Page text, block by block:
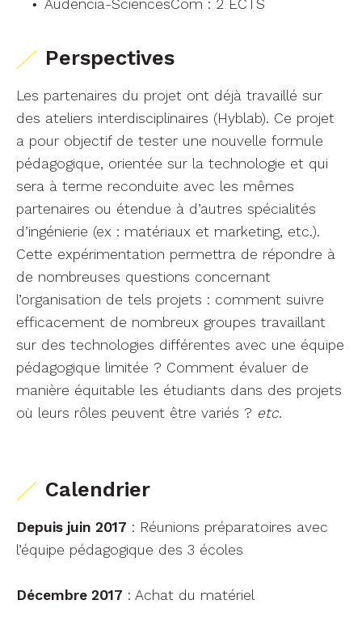
Audencia-SciencesCom : 2 ECTS
Perspectives
Les partenaires du projet ont déjà travaillé sur
des ateliers interdisciplinaires (Hyblab). Ce projet
a pour objectif de tester une nouvelle formule
pédagogique, orientée sur la technologie et qui
sera à terme reconduite avec les mêmes
partenaires ou étendue à d’autres spécialités
d’ingénierie (ex : matériaux et marketing, etc.).
Cette expérimentation permettra de répondre à
de nombreuses questions concernant
l’organisation de tels projets : comment suivre
efficacement de nombreux groupes travaillant
sur des technologies différentes avec une équipe
pédagogique limitée ? Comment évaluer de
manière équitable les étudiants dans des projets
où leurs rôles peuvent être variés ? etc.
Calendrier
Depuis juin 2017 : Réunions préparatoires avec
l’équipe pédagogique des 3 écoles
Décembre 2017 : Achat du matériel